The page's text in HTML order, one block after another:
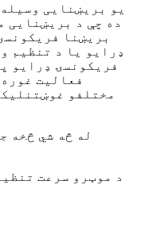
ده چې د بریښنایی
بریښنا
فریکونسۍ ډرایو
فعالیت
مختلفو
د موټرو سرعت